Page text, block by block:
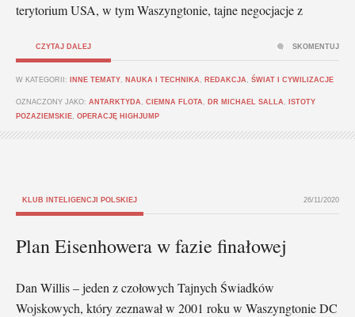
terytorium USA, w tym Waszyngtonie, tajne negocjacje z
CZYTAJ DALEJ
W KATEGORII: INNE TEMATY NAUKA I TECHNIKA REDAKCJA ŚWIAT I CYWILIZACJE
OZNACZONY JAKO: ANTARKTYDA CIEMNA FLOTA DR MICHAEL SALLA
ISTOTY
POZAZIEMSKIE OPERACJĘ HIGHJUMP
SKOMENTUJ
KLUB INTELIGENCJI POLSKIEJ 26/11/2020
Plan Eisenhowera w fazie finałowej
Dan Willis – jeden z czołowych Tajnych Świadków
Wojskowych, który zeznawał w 2001 roku w Waszyngtonie DC